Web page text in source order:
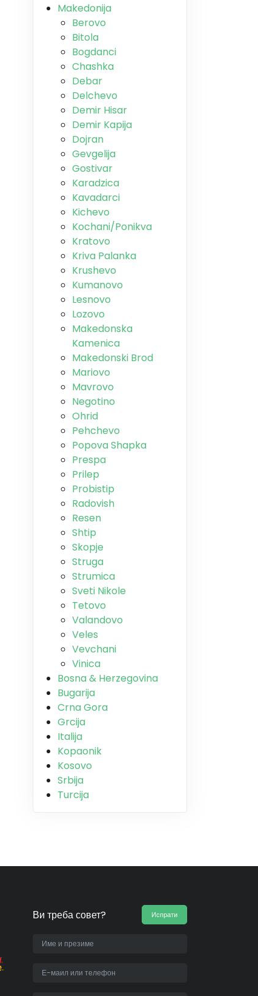
Makedonija
Berovo
Bitola
Bogdanci
Chashka
Debar
Delchevo
Demir Hisar
Demir Kapija
Dojran
Gevgelija
Gostivar
Karadzica
Kavadarci
Kichevo
Kochani/Ponikva
Kratovo
Kriva Palanka
Krushevo
Kumanovo
Lesnovo
Lozovo
Makedonska
Kamenica
Makedonski Brod
Mariovo
Mavrovo
Negotino
Ohrid
Pehchevo
Popova Shapka
Prespa
Prilep
Probistip
Radovish
Resen
Shtip
Skopje
Struga
Strumica
Sveti Nikole
Tetovo
Valandovo
Veles
Vevchani
Vinica
Bosna & Herzegovina
Bugarija
Crna Gora
Grcija
Italija
Kopaonik
Kosovo
Srbija
Turcija
Ви треба совет? Испрати